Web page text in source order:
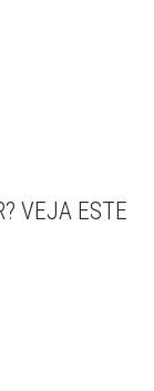
VEJA ESTE